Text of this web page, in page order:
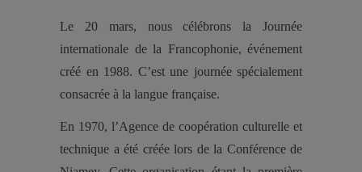
Le 20 mars, nous célébrons la Journée
internationale de la Francophonie, événement
créé en 1988. C’est une journée spécialement
consacrée à la langue française.
En 1970, l’Agence de coopération culturelle et
technique a été créée lors de la Conférence de